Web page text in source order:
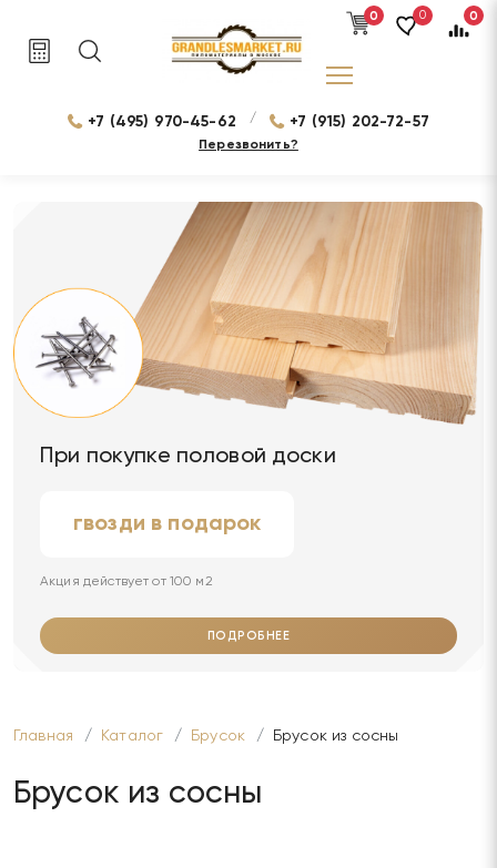
0 0 0
+7 (495) 970-45-62 / +7 (915) 202-72-57
Перезвонить?
При покупке половой доски
гвозди в подарок
Акция действует от 100 м2
ПОДРОБНЕЕ
Главная Каталог Брусок Брусок из сосны
Брусок из сосны